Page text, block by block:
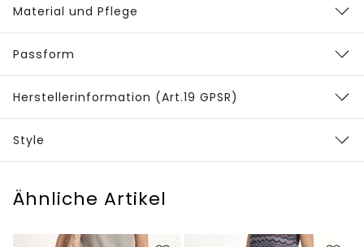
Material und Pflege
Passform
Herstellerinformation (Art.19 GPSR)
Style
Ähnliche Artikel